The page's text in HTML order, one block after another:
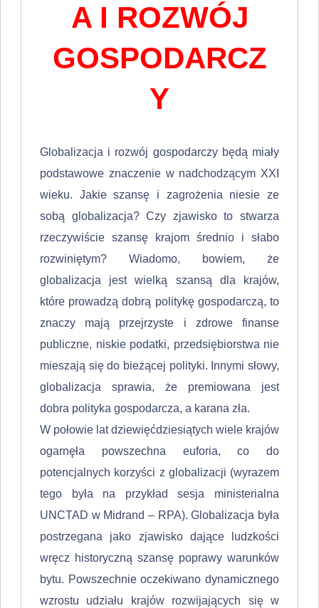
A I ROZWÓJ
GOSPODARCZ
Y
Globalizacja i rozwój gospodarczy będą miały
podstawowe znaczenie w nadchodzącym XXI
wieku. Jakie szansę i zagrożenia niesie ze
sobą globalizacja? Czy zjawisko to stwarza
rzeczywiście szansę krajom średnio i słabo
rozwi­niętym? Wiadomo, bowiem, że
globalizacja jest wielką szansą dla krajów,
które prowadzą dobrą politykę gospodarczą, to
znaczy mają przejrzyste i zdrowe finanse
publiczne, niskie podatki, przedsiębiorstwa nie
mieszają się do bieżącej polityki. Innymi słowy,
globalizacja sprawia, że premiowana jest
dobra polityka gospodarcza, a karana zła.
W połowie lat dziewięćdziesiątych wiele krajów
ogarnęła powszechna eu­foria, co do
potencjalnych korzyści z globalizacji (wyrazem
tego była na przy­kład sesja ministerialna
UNCTAD w Midrand – RPA). Globalizacja była
po­strzegana jako zjawisko dające ludzkości
wręcz historyczną szansę poprawy warunków
bytu. Powszechnie oczekiwano dynamicznego
wzrostu udziału kra­jów rozwijających się w